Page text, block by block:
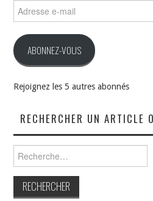
Adresse
e-
ABONNEZ-VOUS
Rejoignez les 5 autres abonnés
RECHERCHER UN ARTICLE
Rechercher :